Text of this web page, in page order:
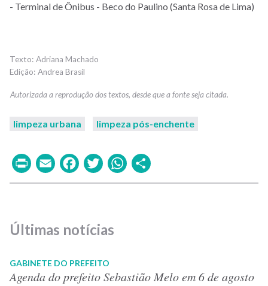
- Terminal de Ônibus - Beco do Paulino (Santa Rosa de Lima)
Adriana Machado
Andrea Brasil
limpeza urbana limpeza pós-enchente
PrintEmailFacebook
TwitterWhatsApp
Últimas notícias
GABINETE DO PREFEITO
Agenda do prefeito Sebastião Melo em 6 de agosto